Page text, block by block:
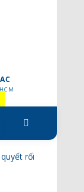
rối